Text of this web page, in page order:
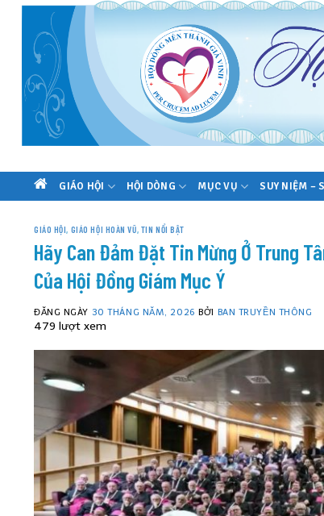
Skip
content
TRANG
CHỦ
GIÁO HỘI HỘI DÒNG MỤC VỤ SUY NIỆM –
GIÁO HỘI, GIÁO HỘI HOÀN VŨ, TIN NỔI BẬT
Hãy Can Đảm Đặt Tin Mừng Ở Trung
Của Hội Đồng Giám Mục Ý
ĐĂNG NGÀY 30 THÁNG NĂM, 2026 BỞI BAN TRUYỀN THÔNG
479 lượt xem